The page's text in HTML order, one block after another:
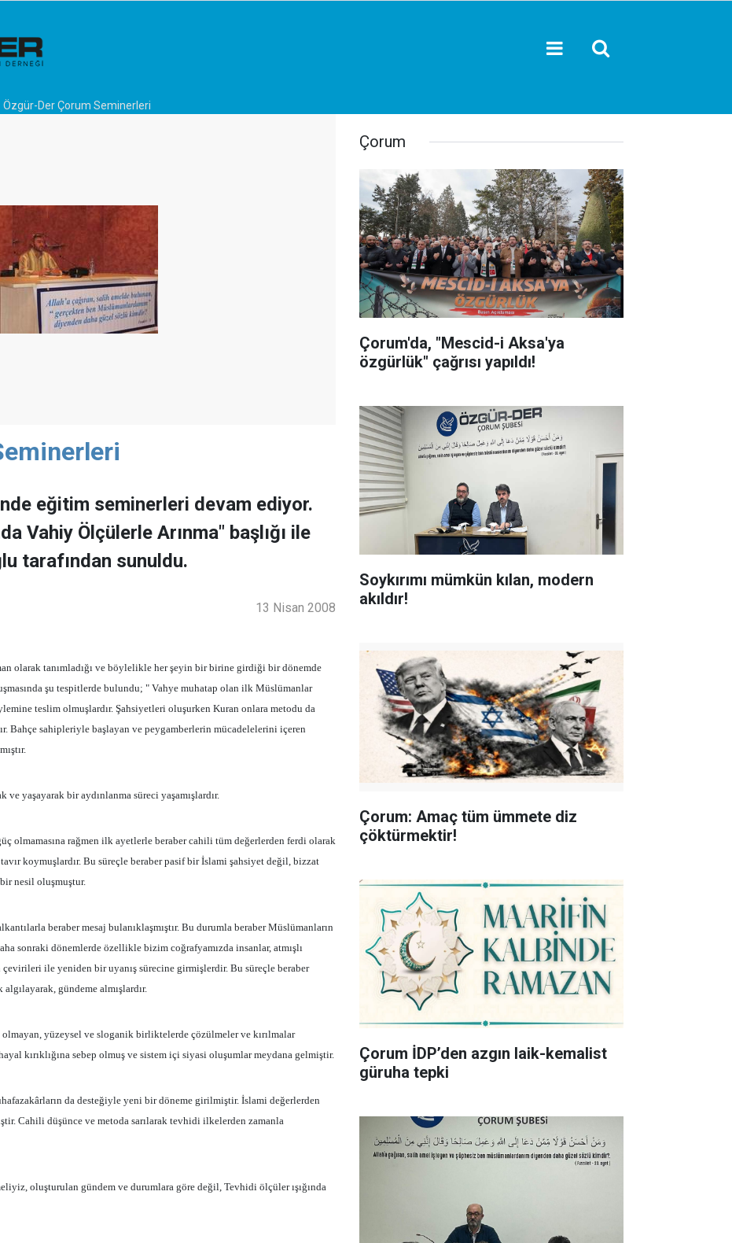
Özgür-Der Çorum Seminerleri
eğitim seminerleri devam ediyor.
Vahiy Ölçülerle Arınma" başlığı ile
tarafından sunuldu.
13 Nisan 2008
olarak tanımladığı ve böylelikle her şeyin bir birine girdiği bir dönemde
şu tespitlerde bulundu; " Vahye muhatap olan ilk Müslümanlar
teslim olmuşlardır. Şahsiyetleri oluşurken Kuran onlara metodu da
Bahçe sahipleriyle başlayan ve peygamberlerin mücadelelerini içeren
yaşayarak bir aydınlanma süreci yaşamışlardır.
olmamasına rağmen ilk ayetlerle beraber cahili tüm değerlerden ferdi olarak
koymuşlardır. Bu süreçle beraber pasif bir İslami şahsiyet değil, bizzat
nesil oluşmuştur.
beraber mesaj bulanıklaşmıştır. Bu durumla beraber Müslümanların
sonraki dönemlerde özellikle bizim coğrafyamızda insanlar, atmışlı
ile yeniden bir uyanış sürecine girmişlerdir. Bu süreçle beraber
gündeme almışlardır.
yüzeysel ve sloganik birliktelerde çözülmeler ve kırılmalar
kırıklığına sebep olmuş ve sistem içi siyasi oluşumlar meydana gelmiştir.
da desteğiyle yeni bir döneme girilmiştir. İslami değerlerden
Cahili düşünce ve metoda sarılarak tevhidi ilkelerden zamanla
oluşturulan gündem ve durumlara göre değil, Tevhidi ölçüler ışığında
Çorum
Çorum'da, "Mescid-i Aksa'ya
özgürlük" çağrısı yapıldı!
Soykırımı mümkün kılan, modern
akıldır!
Çorum: Amaç tüm ümmete diz
çöktürmektir!
Çorum İDP’den azgın laik-kemalist
güruha tepki